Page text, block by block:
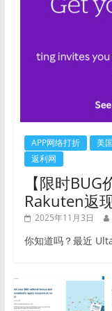
APP网络打折 美
返利网
【限时
Rakuten返
2025年11月3日
你知道吗？最近